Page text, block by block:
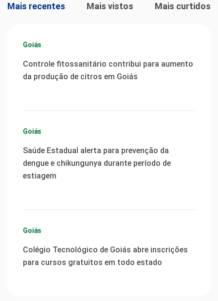
Mais recentes Mais vistos Mais curtidos
Goiás
Controle fitossanitário contribui para aumento
da produção de citros em Goiás
Goiás
Saúde Estadual alerta para prevenção da
dengue e chikungunya durante período de
estiagem
Goiás
Colégio Tecnológico de Goiás abre inscrições
para cursos gratuitos em todo estado